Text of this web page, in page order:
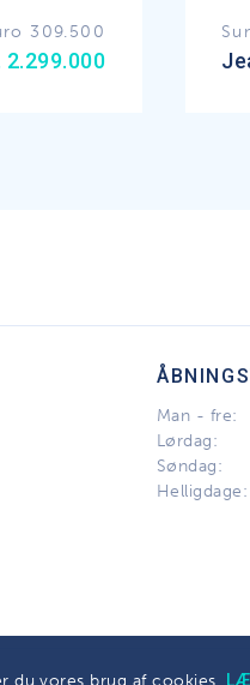
309.500
2.299.000
Man - fre:
Lørdag:
Søndag:
Helligdage:
vores brug af cookies.